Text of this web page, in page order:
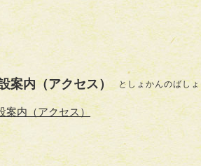
案内（アクセス） としょかんのばしょ
案内（アクセス）